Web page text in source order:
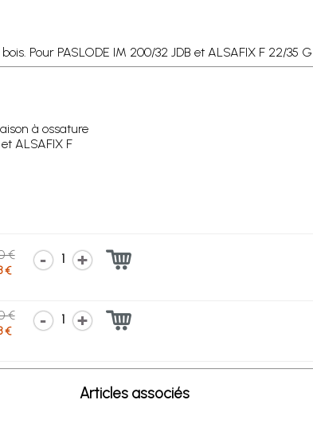
Pour PASLODE IM 200/32 JDB et ALSAFIX F 22/35
à ossature
ALSAFIX F
€
€
1
€
€
1
Articles associés